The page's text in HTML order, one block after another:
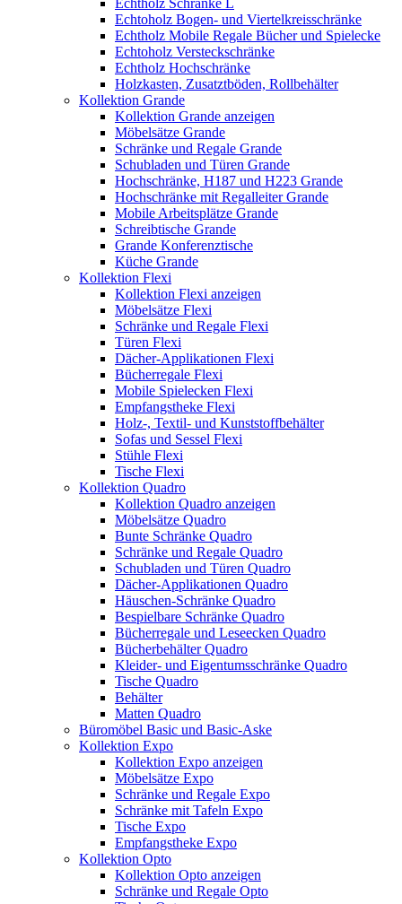
Echtholz Schränke L
Echtoholz Bogen- und Viertelkreisschränke
Echtholz Mobile Regale Bücher und Spielecke
Echtoholz Versteckschränke
Echtholz Hochschränke
Holzkasten, Zusatztböden, Rollbehälter
Kollektion Grande
Kollektion Grande anzeigen
Möbelsätze Grande
Schränke und Regale Grande
Schubladen und Türen Grande
Hochschränke, H187 und H223 Grande
Hochschränke mit Regalleiter Grande
Mobile Arbeitsplätze Grande
Schreibtische Grande
Grande Konferenztische
Küche Grande
Kollektion Flexi
Kollektion Flexi anzeigen
Möbelsätze Flexi
Schränke und Regale Flexi
Türen Flexi
Dächer-Applikationen Flexi
Bücherregale Flexi
Mobile Spielecken Flexi
Empfangstheke Flexi
Holz-, Textil- und Kunststoffbehälter
Sofas und Sessel Flexi
Stühle Flexi
Tische Flexi
Kollektion Quadro
Kollektion Quadro anzeigen
Möbelsätze Quadro
Bunte Schränke Quadro
Schränke und Regale Quadro
Schubladen und Türen Quadro
Dächer-Applikationen Quadro
Häuschen-Schränke Quadro
Bespielbare Schränke Quadro
Bücherregale und Leseecken Quadro
Bücherbehälter Quadro
Kleider- und Eigentumsschränke Quadro
Tische Quadro
Behälter
Matten Quadro
Büromöbel Basic und Basic-Aske
Kollektion Expo
Kollektion Expo anzeigen
Möbelsätze Expo
Schränke und Regale Expo
Schränke mit Tafeln Expo
Tische Expo
Empfangstheke Expo
Kollektion Opto
Kollektion Opto anzeigen
Schränke und Regale Opto